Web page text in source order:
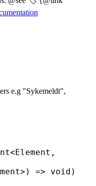
e.g "Sykemeldt",
< Element ,
> ) => void )